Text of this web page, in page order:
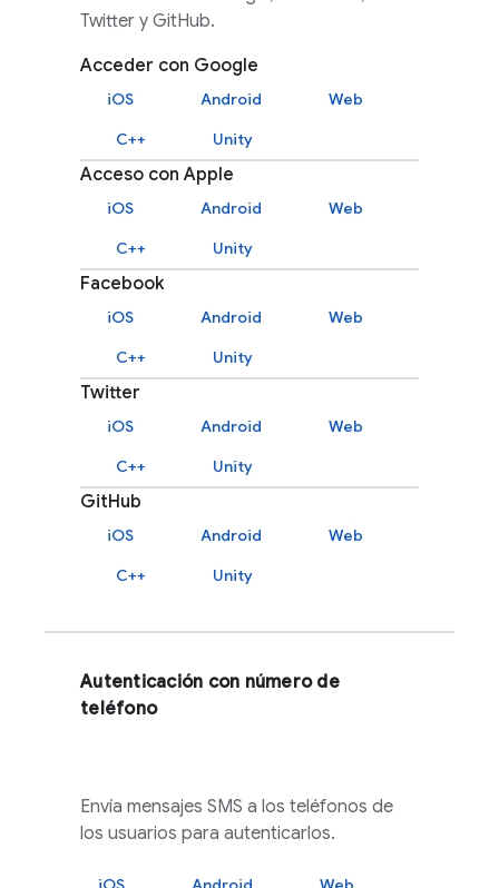
Twitter y GitHub.
Acceder con Google
iOS Android
Web
C++
Unity
Acceso con Apple
iOS Android
Web
C++
Unity
Facebook
iOS Android
Web
C++
Unity
Twitter
iOS Android
Web
C++
Unity
GitHub
iOS Android
Web
C++
Unity
Autenticación con número de
teléfono
Envía mensajes SMS a los teléfonos de
los usuarios para autenticarlos.